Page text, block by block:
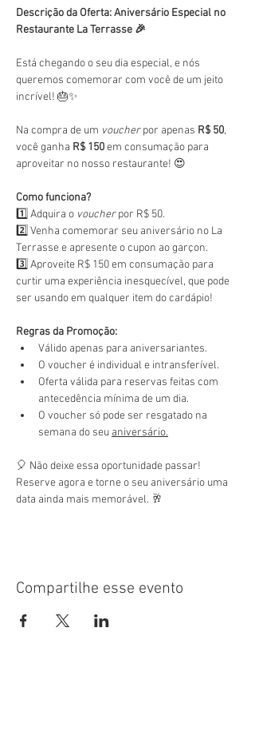
Descrição da Oferta: Aniversário Especial no
Restaurante La Terrasse 🎉
Está chegando o seu dia especial, e nós
queremos comemorar com você de um jeito
incrível! 🎂✨
Na compra de um voucher por apenas R$ 50,
você ganha R$ 150 em consumação para
aproveitar no nosso restaurante! 😍
Como funciona?
1️⃣ Adquira o voucher por R$ 50.
2️⃣ Venha comemorar seu aniversário no La
Terrasse e apresente o cupon ao garçon.
3️⃣ Aproveite R$ 150 em consumação para
curtir uma experiência inesquecível, que pode
ser usando em qualquer item do cardápio!
Regras da Promoção:
Válido apenas para aniversariantes.
O voucher é individual e intransferível.
Oferta válida para reservas feitas com
antecedência mínima de um dia.
O voucher só pode ser resgatado na
semana do seu aniversário.
🎈 Não deixe essa oportunidade passar!
Reserve agora e torne o seu aniversário uma
data ainda mais memorável. 🥂
Compartilhe esse evento